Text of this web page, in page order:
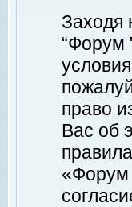
Заходя
“Форум
право
Вас об
«Форум